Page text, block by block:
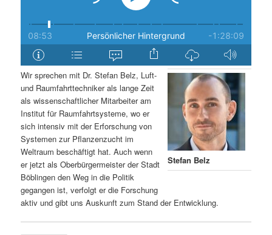
g
e
n
i
n
g
e
n
Stefan Belz
Wir sprechen mit Dr. Stefan Belz, Luft-
und Raumfahrttechniker als lange Zeit
als wissenschaftlicher Mitarbeiter am
Institut für Raumfahrtsysteme, wo er
sich intensiv mit der Erforschung von
Systemen zur Pflanzenzucht im
Weltraum beschäftigt hat. Auch wenn
er jetzt als Oberbürgermeister der Stadt
Böblingen den Weg in die Politik
gegangen ist, verfolgt er die Forschung
aktiv und gibt uns Auskunft zum Stand der Entwicklung.